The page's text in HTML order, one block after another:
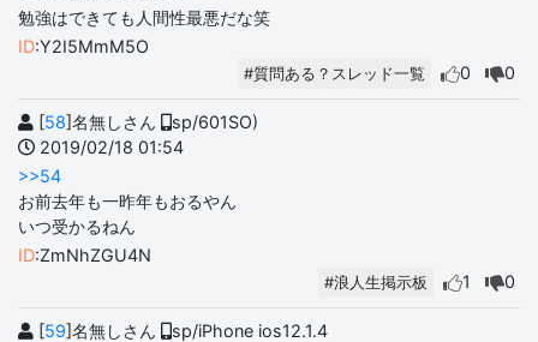
勉強はできても人間性最悪だな笑
ID:Y2I5MmM5O
#質問ある？スレッド一覧 0 0
[58]名無しさん
sp/601SO)
2019/02/18 01:54
>>54
お前去年も一昨年もおるやん
いつ受かるねん
ID:ZmNhZGU4N
#浪人生掲示板 1 0
[59]名無しさん
sp/iPhone ios12.1.4